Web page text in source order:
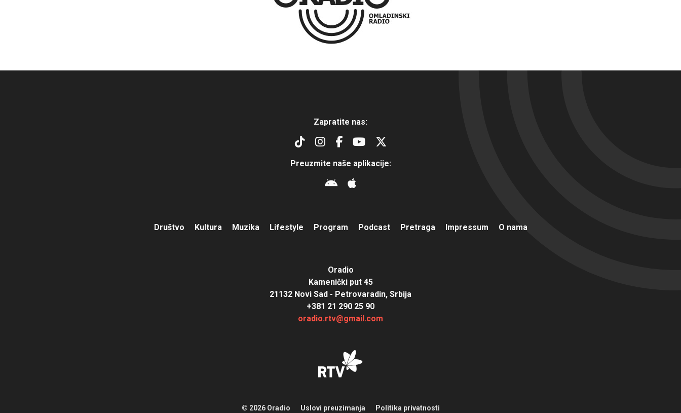
Zapratite nas:
Preuzmite naše aplikacije:
Društvo Kultura Muzika Lifestyle Program Podcast Pretraga Impressum O nama
Oradio
Kamenički put 45
21132 Novi Sad - Petrovaradin, Srbija
+381 21 290 25 90
oradio.rtv@gmail.com
© 2026 Oradio Uslovi preuzimanja Politika privatnosti